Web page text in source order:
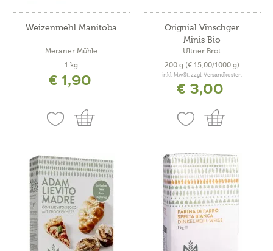
Weizenmehl Manitoba
Meraner Mühle
1 kg
€ 1,90
Orignial Vinschger
Minis Bio
Ultner Brot
200 g (€ 15,00/1000 g)
inkl. MwSt. zzgl. Versandkosten
€ 3,00